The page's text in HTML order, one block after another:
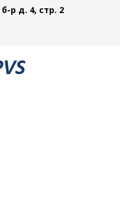
р д. 4, стр. 2